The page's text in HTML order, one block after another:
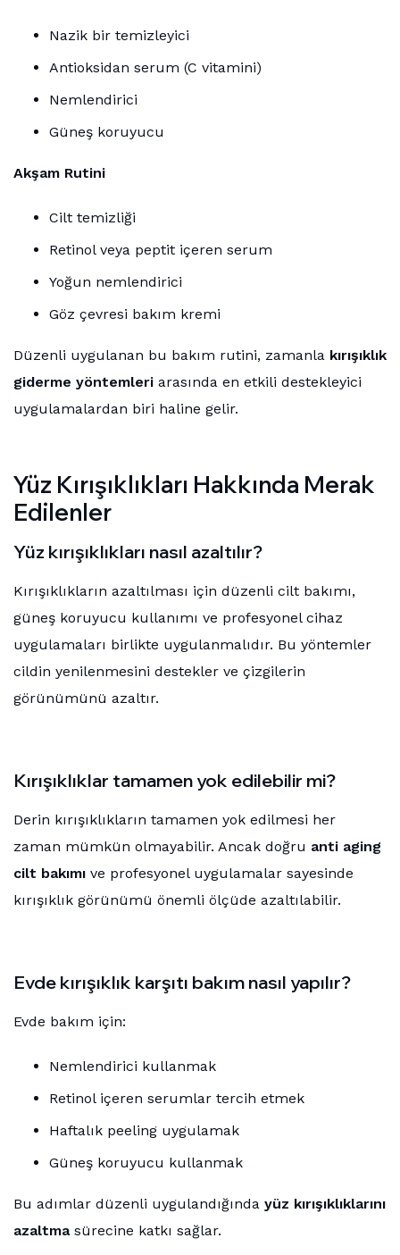
Nazik bir temizleyici
Antioksidan serum (C vitamini)
Nemlendirici
Güneş koruyucu
Akşam Rutini
Cilt temizliği
Retinol veya peptit içeren serum
Yoğun nemlendirici
Göz çevresi bakım kremi
Düzenli uygulanan bu bakım rutini, zamanla kırışıklık
giderme yöntemleri arasında en etkili destekleyici
uygulamalardan biri haline gelir.
Yüz Kırışıklıkları Hakkında Merak
Edilenler
Yüz kırışıklıkları nasıl azaltılır?
Kırışıklıkların azaltılması için düzenli cilt bakımı,
güneş koruyucu kullanımı ve profesyonel cihaz
uygulamaları birlikte uygulanmalıdır. Bu yöntemler
cildin yenilenmesini destekler ve çizgilerin
görünümünü azaltır.
Kırışıklıklar tamamen yok edilebilir mi?
Derin kırışıklıkların tamamen yok edilmesi her
zaman mümkün olmayabilir. Ancak doğru anti aging
cilt bakımı ve profesyonel uygulamalar sayesinde
kırışıklık görünümü önemli ölçüde azaltılabilir.
Evde kırışıklık karşıtı bakım nasıl yapılır?
Evde bakım için:
Nemlendirici kullanmak
Retinol içeren serumlar tercih etmek
Haftalık peeling uygulamak
Güneş koruyucu kullanmak
Bu adımlar düzenli uygulandığında yüz kırışıklıklarını
azaltmasürecine katkı sağlar.